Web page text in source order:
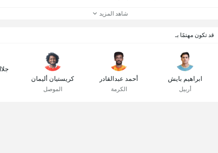
شاهد المزيد
قد تكون مهتمًا بـ
ابراهيم بايش
أربيل
أحمد عبدالقادر
الكرمة
كريستيان أليمان
الموصل